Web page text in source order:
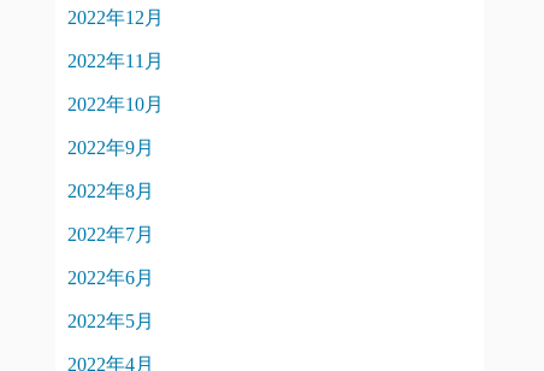
2022年12月
2022年11月
2022年10月
2022年9月
2022年8月
2022年7月
2022年6月
2022年5月
2022年4月